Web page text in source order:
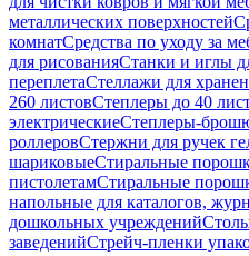
металлических поверхностей
комнатСредства по уходу за
для рисованияСтанки и иглы
переплетаСтеллажи для
260 листовСтеплеры до 40
электрическиеСтеплеры-
роллеровСтержни для ручек
шариковыеСтиральные
пистолетамСтиральные
напольные для каталогов,
дошкольных учреждений
заведенийСтрейч-пленки